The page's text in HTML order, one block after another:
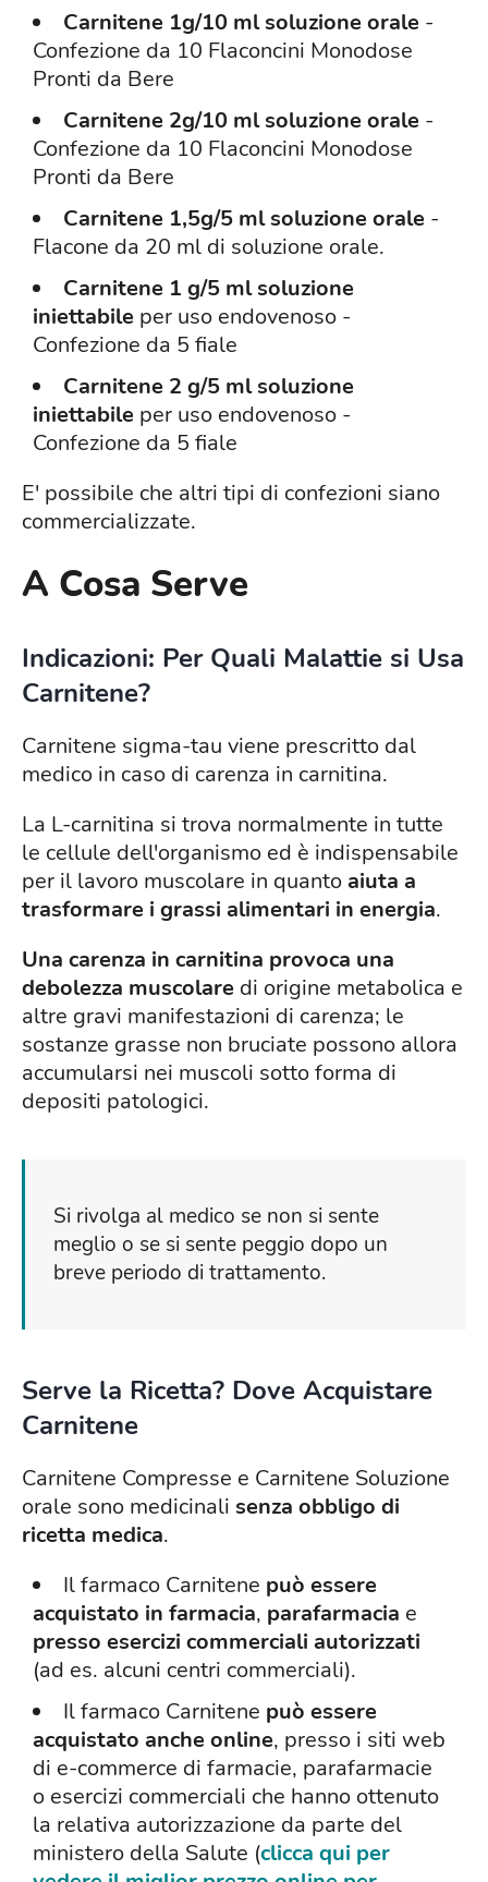
Carnitene 1g/10 ml soluzione orale -
Confezione da 10 Flaconcini Monodose
Pronti da Bere
Carnitene 2g/10 ml soluzione orale -
Confezione da 10 Flaconcini Monodose
Pronti da Bere
Carnitene 1,5g/5 ml soluzione orale -
Flacone da 20 ml di soluzione orale.
Carnitene 1 g/5 ml soluzione
iniettabile per uso endovenoso -
Confezione da 5 fiale
Carnitene 2 g/5 ml soluzione
iniettabile per uso endovenoso -
Confezione da 5 fiale
E' possibile che altri tipi di confezioni siano
commercializzate.
A Cosa Serve
Indicazioni: Per Quali Malattie si Usa
Carnitene?
Carnitene sigma-tau viene prescritto dal
medico in caso di carenza in carnitina.
La L-carnitina si trova normalmente in tutte
le cellule dell'organismo ed è indispensabile
per il lavoro muscolare in quanto aiuta a
trasformare i grassi alimentari in energia.
Una carenza in carnitina provoca una
debolezza muscolare di origine metabolica e
altre gravi manifestazioni di carenza; le
sostanze grasse non bruciate possono allora
accumularsi nei muscoli sotto forma di
depositi patologici.
Si rivolga al medico se non si sente
meglio o se si sente peggio dopo un
breve periodo di trattamento.
Serve la Ricetta? Dove Acquistare
Carnitene
Carnitene Compresse e Carnitene Soluzione
orale sono medicinali senza obbligo di
ricetta medica.
Il farmaco Carnitene può essere
acquistato in farmacia, parafarmacia e
presso esercizi commerciali autorizzati
(ad es. alcuni centri commerciali).
Il farmaco Carnitene può essere
acquistato anche online, presso i siti web
di e-commerce di farmacie, parafarmacie
o esercizi commerciali che hanno ottenuto
la relativa autorizzazione da parte del
ministero della Salute (clicca qui per